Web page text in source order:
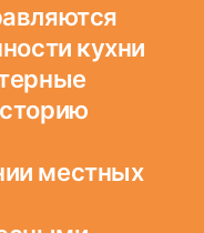
кухни
местных